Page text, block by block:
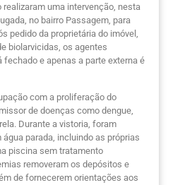
realizaram uma intervenção, nesta
no bairro Passagem, para
pedido da proprietária do imóvel,
biolarvicidas, os agentes
e apenas a parte externa é
com a proliferação do
de doenças como dengue,
Durante a vistoria, foram
parada, incluindo as próprias
piscina sem tratamento
removeram os depósitos e
de fornecerem orientações aos